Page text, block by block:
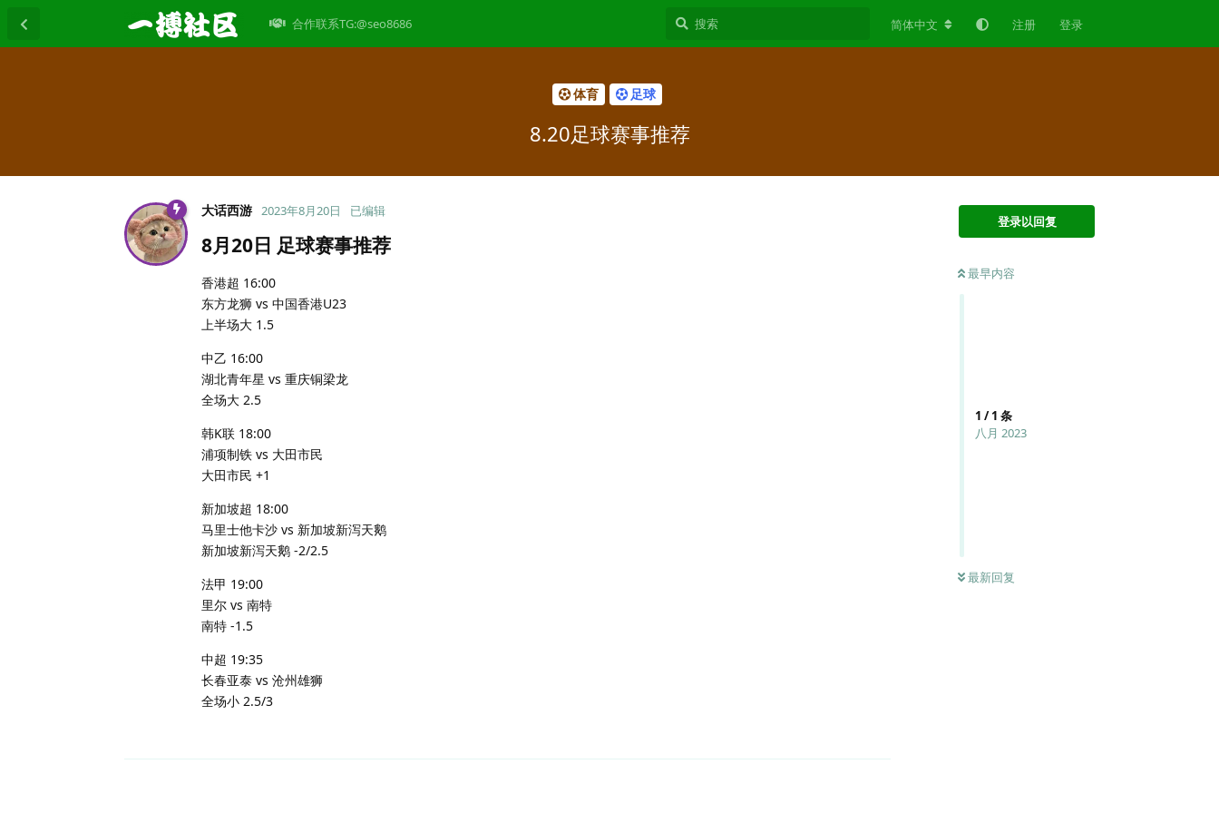
合作联系TG:@seo8686 简体中文 注册 登录
体育 足球
8.20足球赛事推荐
登录以回复
最早内容
1 /1 条
八月 2023
最新回复
大话西游 2023年8月20日 已编辑
8月20日 足球赛事推荐
香港超 16:00
东方龙狮 vs 中国香港U23
上半场大 1.5
中乙 16:00
湖北青年星 vs 重庆铜梁龙
全场大 2.5
韩K联 18:00
浦项制铁 vs 大田市民
大田市民 +1
新加坡超 18:00
马里士他卡沙 vs 新加坡新泻天鹅
新加坡新泻天鹅 -2/2.5
法甲 19:00
里尔 vs 南特
南特 -1.5
中超 19:35
长春亚泰 vs 沧州雄狮
全场小 2.5/3